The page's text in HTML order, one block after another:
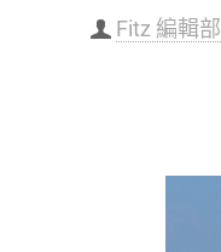
Fitz 編輯部